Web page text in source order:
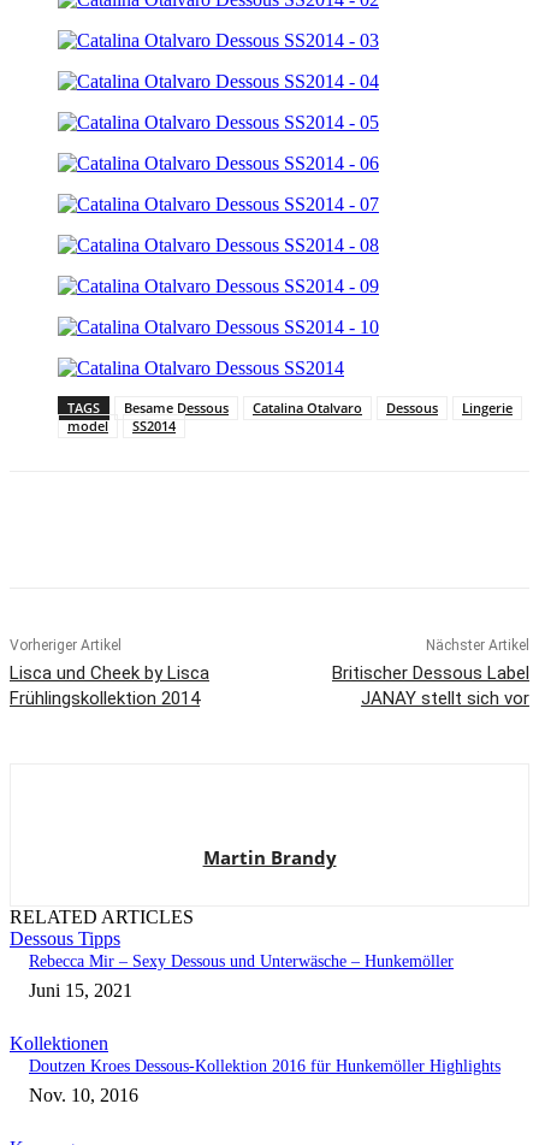
TAGS Besame Dessous Catalina Otalvaro Dessous
Lingerie
model
SS2014
Vorheriger Artikel
Lisca und Cheek by Lisca
Frühlingskollektion 2014
Nächster Artikel
Britischer Dessous Label
JANAY stellt sich vor
Martin Brandy
RELATED ARTICLES
Dessous Tipps
Rebecca Mir – Sexy Dessous und Unterwäsche – Hunkemöller
Juni 15, 2021
Kollektionen
Doutzen Kroes Dessous-Kollektion 2016 für Hunkemöller Highlights
Nov. 10, 2016